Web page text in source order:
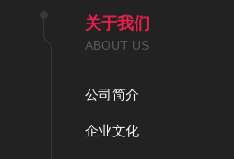
关于我们
ABOUT US
公司简介
企业文化